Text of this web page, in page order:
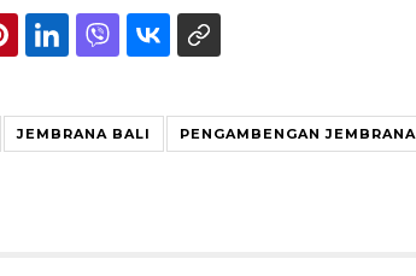
JEMBRANA BALI PENGAMBENGAN JEMBRANA